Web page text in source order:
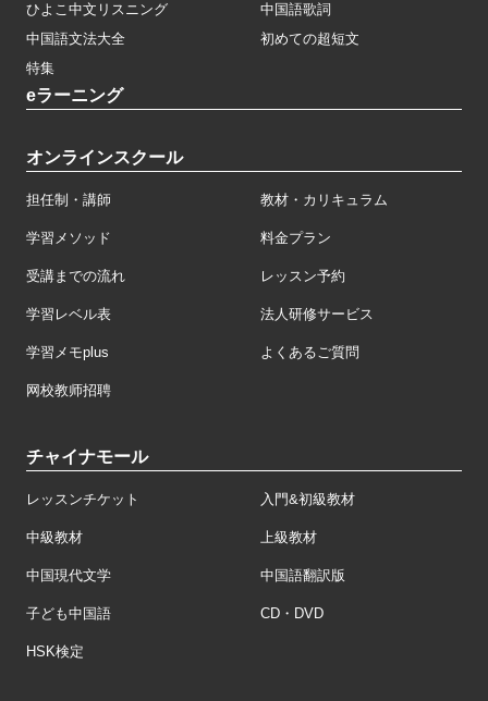
ひよこ中文リスニング
中国語歌詞
中国語文法大全
初めての超短文
特集
eラーニング
オンラインスクール
担任制・講師 教材・カリキュラム
学習メソッド 料金プラン
受講までの流れ レッスン予約
学習レベル表 法人研修サービス
学習メモplus よくあるご質問
网校教师招聘
チャイナモール
レッスンチケット 入門&初級教材
中級教材 上級教材
中国現代文学 中国語翻訳版
子ども中国語 CD・DVD
HSK検定